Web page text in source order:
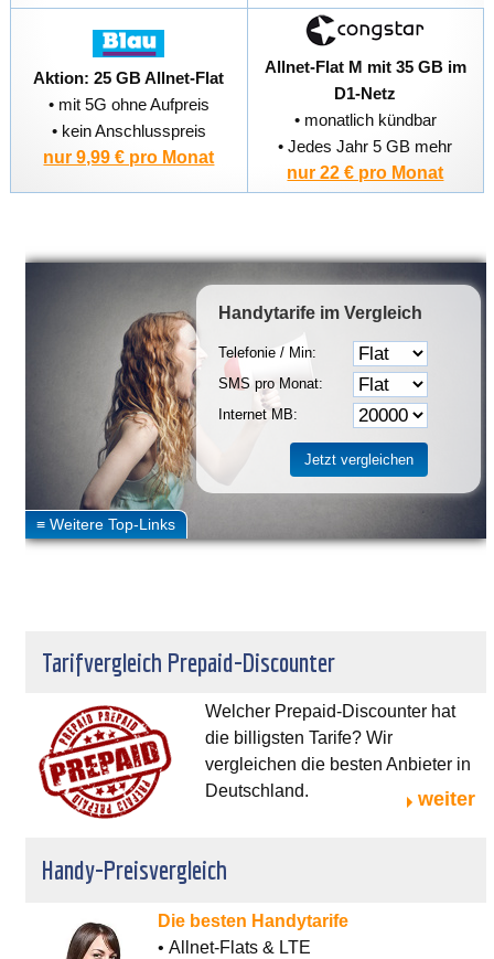
Aktion: 25 GB Allnet-Flat
• mit 5G ohne Aufpreis
• kein Anschlusspreis
nur 9,99 € pro Monat
Allnet-Flat M mit 35 GB im
D1-Netz
• monatlich kündbar
• Jedes Jahr 5 GB mehr
nur 22 € pro Monat
Handytarife im Vergleich
Telefonie / Min:
SMS pro Monat:
Internet MB:
Tarifvergleich Prepaid-Discounter
Welcher Prepaid-Discounter hat
die billigsten Tarife? Wir
vergleichen die besten Anbieter in
Deutschland.
weiter
Handy-Preisvergleich
Die besten Handytarife
• Allnet-Flats & LTE